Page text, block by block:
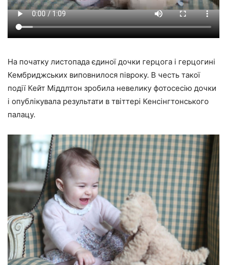
На початку листопада єдиної дочки герцога і герцогині
Кембриджських виповнилося півроку. В честь такої
події Кейт Міддлтон зробила невелику фотосесію дочки
і опублікувала результати в твіттері Кенсінгтонського
палацу.